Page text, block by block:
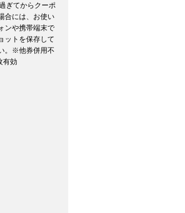
ぎてからクーポ
合には、お使い
ンや携帯端末で
ットを保存して
。※他券併用不
有効